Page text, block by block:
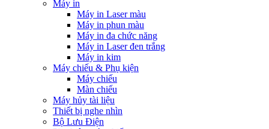
Máy in
Máy in Laser màu
Máy in phun màu
Máy in đa chức năng
Máy in Laser đen trắng
Máy in kim
Máy chiếu & Phụ kiện
Máy chiếu
Màn chiếu
Máy hủy tài liệu
Thiết bị nghe nhìn
Bộ Lưu Điện